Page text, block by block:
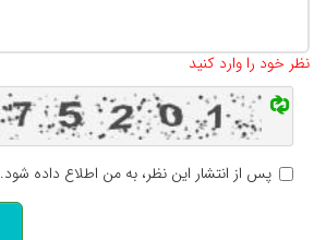
نظر خود را وارد کنید
پس از انتشار این نظر، به من اطلاع داده شود.